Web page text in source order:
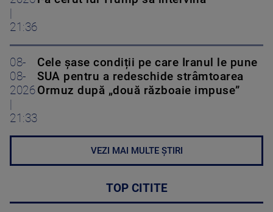
|
21:36
08-
08-
2026
|
21:33
Cele șase condiții pe care Iranul le pune
SUA pentru a redeschide strâmtoarea
Ormuz după „două războaie impuse”
VEZI MAI MULTE ȘTIRI
TOP CITITE